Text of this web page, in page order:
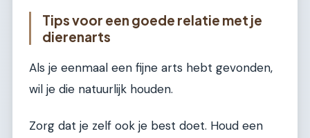
Tips voor een goede relatie met je
dierenarts
Als je eenmaal een fijne arts hebt gevonden,
wil je die natuurlijk houden.
Zorg dat je zelf ook je best doet. Houd een